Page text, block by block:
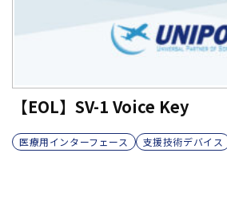
【EOL】SV-1 Voice Key
医療用インターフェース 支援技術デバイス